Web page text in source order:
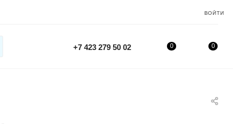
ВОЙТИ
+7 423 279 50 02 0
0